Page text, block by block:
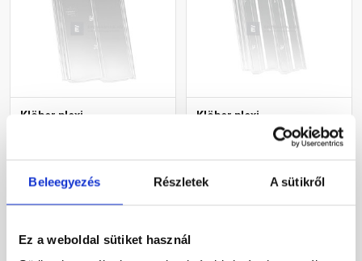
Beleegyezés Részletek A sütikről
Ez a weboldal sütiket használ
Klöber plexi
Gyártói készleten
Klöber plexi
bevilágítócserép
Római/Danubia/Toscana
Gyártói készleten